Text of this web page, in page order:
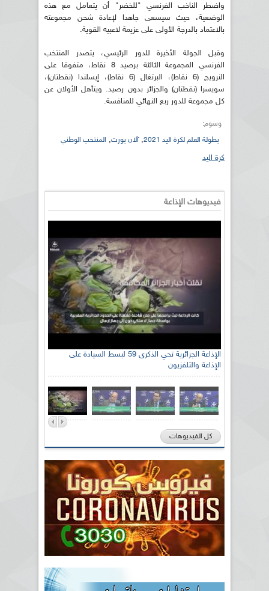
واضطر الناخب الفرنسي "للخضر" أن يتعامل مع هذه
الوضعية، حيث سيسعى جاهدا لإعادة شحن مجموعته
بالاعتماد بالدرجة الأولى على عزيمة لاعبيه القوية.
وقبل الجولة الأخيرة للدور الرئيسي، يتصدر المنتخب
الفرنسي المجموعة الثالثة برصيد 8 نقاط، متفوقا على
النرويج (6 نقاط)، البرتغال (6 نقاط)، إيسلندا (نقطتان)،
سويسرا (نقطتان) والجزائر بدون رصيد. ويتأهل الأولان عن
كل مجموعة للدور ربع النهائي للمنافسة.
وسوم:
بطولة العلم لكرة اليد 2021
,آلان بورت, المنتخب الوطني
كرة اليد
فيديوهات الإذاعة
الإذاعة الجزائرية تحي الذكرى 59 لبسط السيادة على
الإذاعة والتلفزيون
كل الفيديوهات